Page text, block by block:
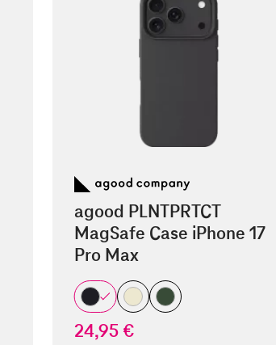
agood PLNTPRTCT
MagSafe Case iPhone 17
Pro Max
24,95 €